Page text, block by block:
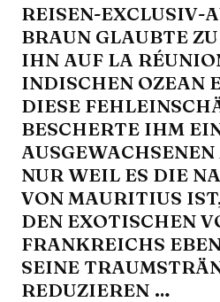
REISEN-EXCLUSIV-
BRAUN GLAUBTE
IHN AUF LA
INDISCHEN OZEAN
DIESE
BESCHERTE IHM
NUR WEIL ES DIE
VON MAURITIUS
DEN EXOTISCHEN
FRANKREICHS
SEINE
REDUZIEREN …